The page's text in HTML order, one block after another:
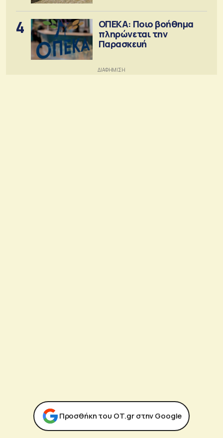
4
ΟΠΕΚΑ: Ποιο βοήθημα
πληρώνεται την
Παρασκευή
Προσθήκη του ΟΤ.gr στην Google